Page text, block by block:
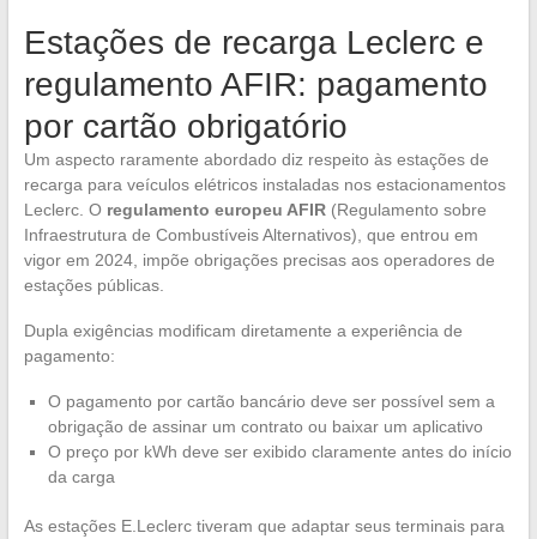
Estações de recarga Leclerc e
regulamento AFIR: pagamento
por cartão obrigatório
Um aspecto raramente abordado diz respeito às estações de
recarga para veículos elétricos instaladas nos estacionamentos
Leclerc. O regulamento europeu AFIR(Regulamento sobre
Infraestrutura de Combustíveis Alternativos), que entrou em
vigor em 2024, impõe obrigações precisas aos operadores de
estações públicas.
Dupla exigências modificam diretamente a experiência de
pagamento:
O pagamento por cartão bancário deve ser possível sem a
obrigação de assinar um contrato ou baixar um aplicativo
O preço por kWh deve ser exibido claramente antes do início
da carga
As estações E.Leclerc tiveram que adaptar seus terminais para